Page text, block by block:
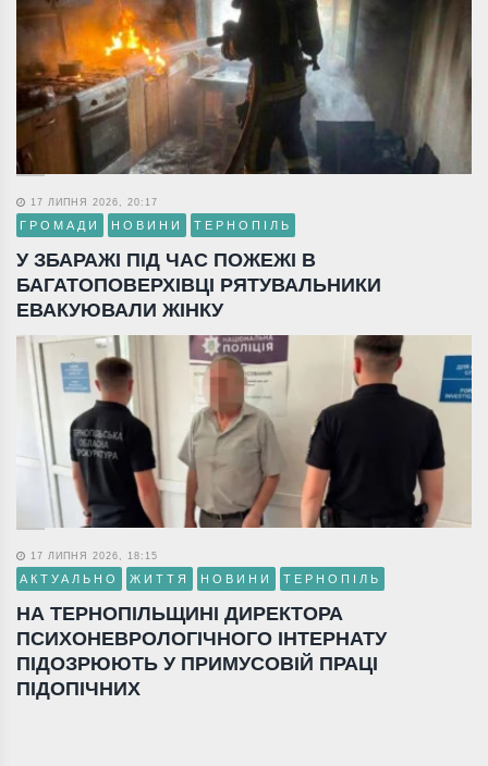
17 ЛИПНЯ 2026, 20:17
ГРОМАДИ НОВИНИ ТЕРНОПІЛЬ
У ЗБАРАЖІ ПІД ЧАС ПОЖЕЖІ В
БАГАТОПОВЕРХІВЦІ РЯТУВАЛЬНИКИ
ЕВАКУЮВАЛИ ЖІНКУ
17 ЛИПНЯ 2026, 18:15
АКТУАЛЬНО ЖИТТЯ НОВИНИ ТЕРНОПІЛЬ
НА ТЕРНОПІЛЬЩИНІ ДИРЕКТОРА
ПСИХОНЕВРОЛОГІЧНОГО ІНТЕРНАТУ
ПІДОЗРЮЮТЬ У ПРИМУСОВІЙ ПРАЦІ
ПІДОПІЧНИХ